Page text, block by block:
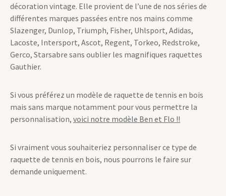
décoration vintage. Elle provient de l’une de nos séries de
différentes marques passées entre nos mains comme
Slazenger, Dunlop, Triumph, Fisher, Uhlsport, Adidas,
Lacoste, Intersport, Ascot, Regent, Torkeo, Redstroke,
Gerco, Starsabre sans oublier les magnifiques raquettes
Gauthier.
Si vous préférez un modèle de raquette de tennis en bois
mais sans marque notamment pour vous permettre la
personnalisation, voici notre modèle Ben et Flo !!
Si vraiment vous souhaiteriez personnaliser ce type de
raquette de tennis en bois, nous pourrons le faire sur
demande uniquement.